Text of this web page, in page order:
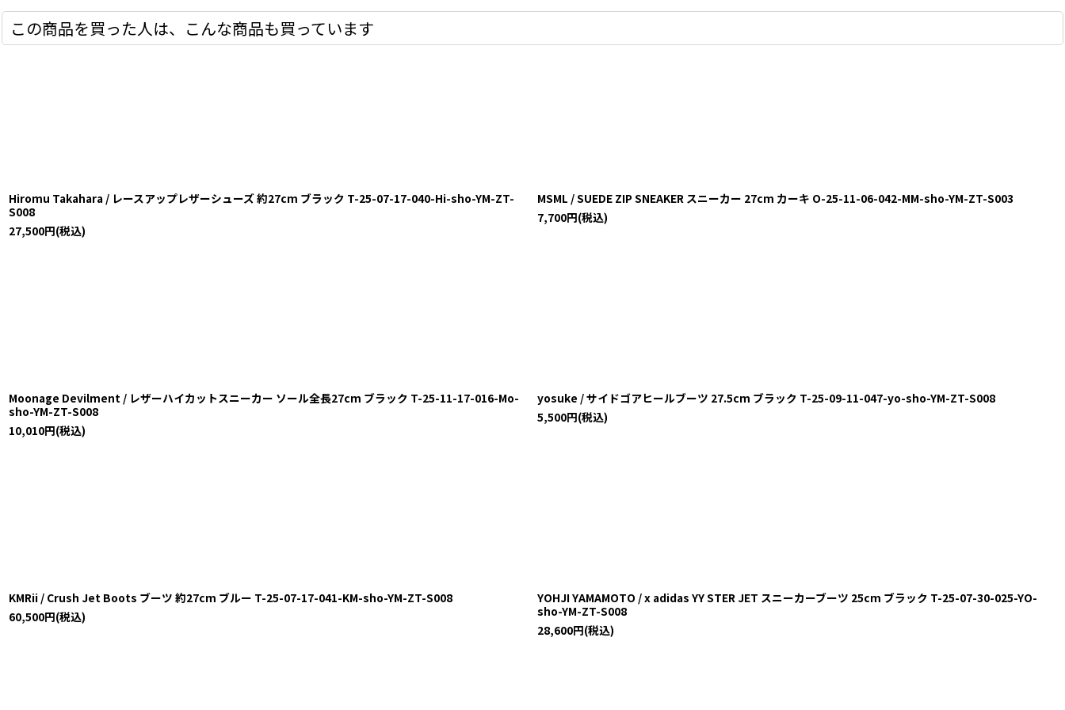
この商品を買った人は、こんな商品も買っています
Hiromu Takahara / レースアップレザーシューズ 約27cm ブラック T-25-07-17-040-Hi-sho-YM-ZT-
S008
27,500円(税込)
MSML / SUEDE ZIP SNEAKER スニーカー 27cm カーキ O-25-11-06-042-MM-sho-YM-ZT-S003
7,700円(税込)
Moonage Devilment / レザーハイカットスニーカー ソール全長27cm ブラック T-25-11-17-016-Mo-
sho-YM-ZT-S008
10,010円(税込)
yosuke / サイドゴアヒールブーツ 27.5cm ブラック T-25-09-11-047-yo-sho-YM-ZT-S008
5,500円(税込)
KMRii / Crush Jet Boots ブーツ 約27cm ブルー T-25-07-17-041-KM-sho-YM-ZT-S008
60,500円(税込)
YOHJI YAMAMOTO / x adidas YY STER JET スニーカーブーツ 25cm ブラック T-25-07-30-025-YO-
sho-YM-ZT-S008
28,600円(税込)